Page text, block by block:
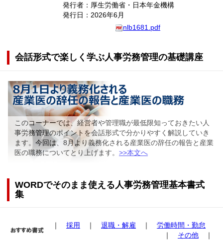
発行者：厚生労働省・日本年金機構
発行日：2026年6月
nlb1681.pdf
会話形式で楽しく学ぶ人事労務管理の基礎講座
このコーナーでは、経営者や管理職が最低限知っておきたい人
事労務管理のポイントを会話形式で分かりやすく解説していき
ます。今回は、8月より義務化される産業医の辞任の報告と産業
医の職務についてとり上げます。 >>本文へ
WORDでそのまま使える人事労務管理基本書式
集
｜ 採用 ｜ 退職・解雇 ｜ 労働時間・勤怠
｜ その他 ｜